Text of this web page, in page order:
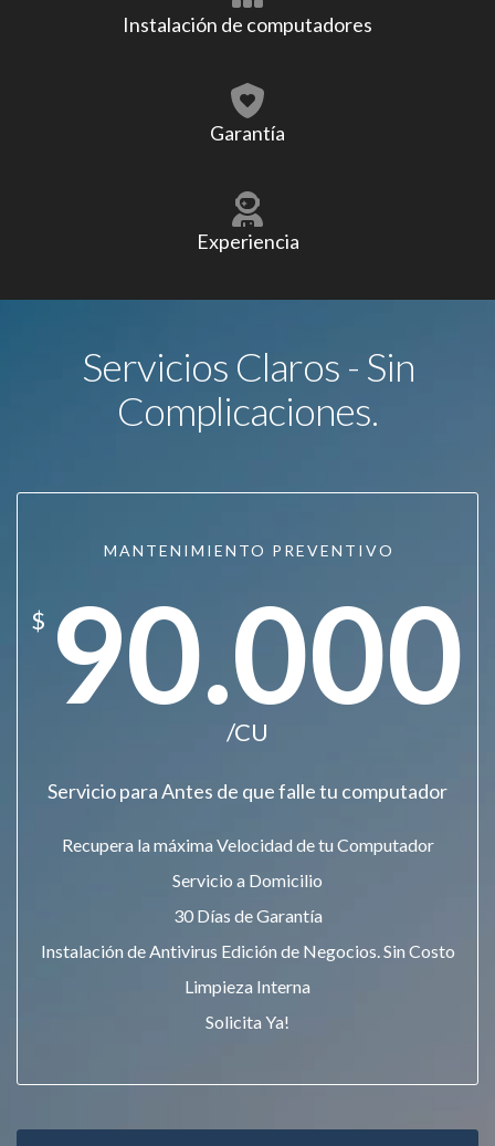
Instalación de computadores
Garantía
Experiencia
Servicios Claros - Sin
Complicaciones.
MANTENIMIENTO PREVENTIVO
$ 90.000
/CU
Servicio para Antes de que falle tu computador
Recupera la máxima Velocidad de tu Computador
Servicio a Domicilio
30 Días de Garantía
Instalación de Antivirus Edición de Negocios. Sin Costo
Limpieza Interna
Solicita Ya!